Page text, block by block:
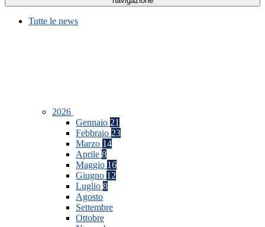
Tutte le news
2026
Gennaio 21
Febbraio 23
Marzo 14
Aprile 8
Maggio 16
Giugno 12
Luglio 8
Agosto
Settembre
Ottobre